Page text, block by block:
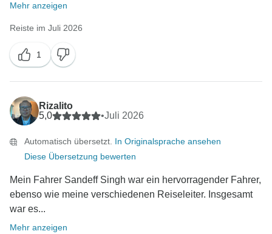
Mehr anzeigen
Reiste im Juli 2026
1
Rizalito
5,0
•Juli 2026
Automatisch übersetzt. In Originalsprache ansehen
Diese Übersetzung bewerten
Mein Fahrer Sandeff Singh war ein hervorragender Fahrer,
ebenso wie meine verschiedenen Reiseleiter. Insgesamt
war es...
Mehr anzeigen